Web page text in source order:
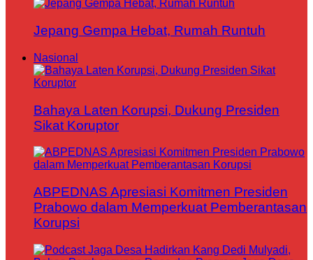
Jepang Gempa Hebat, Rumah Runtuh
Nasional
Bahaya Laten Korupsi, Dukung Presiden
Sikat Koruptor
ABPEDNAS Apresiasi Komitmen Presiden
Prabowo dalam Memperkuat Pemberantasan
Korupsi